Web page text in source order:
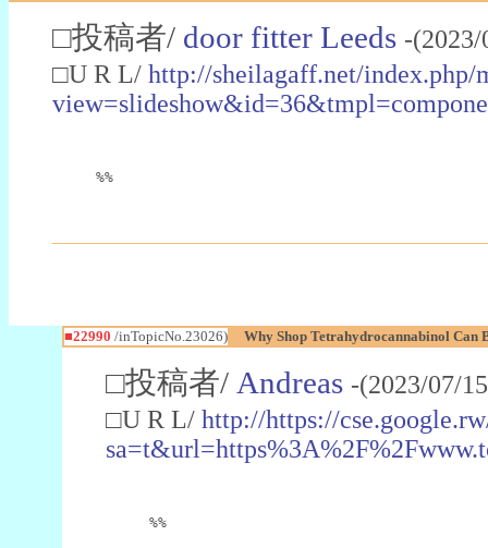
□投稿者/ door fitter Leeds -
□U R L/ http://sheilagaff.net/index.php/
%%
■22990 /inTopicNo.23026) Why Shop Tetrahydrocannabinol Can
□投稿者/ Andreas -(2023/07/
□U R L/ http://https://
%%